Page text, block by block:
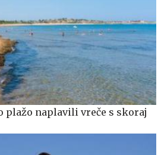
plažo naplavili vreče s skoraj